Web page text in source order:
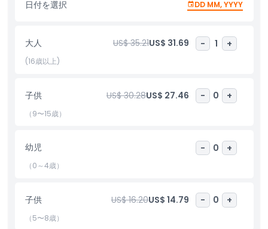
やアクティビティが行われるファンクションホールもあり、訪問の
れ、カップル、そしてメルボルン郊外の魅力を体験したいすべての
人に最適です。フルーツの試食、農場探検、リラックスできるアク
ティビティが融合した、思い出に残る一日を約束します。
ハイライト
子供／大人ポリシー
除外事項
日付を選択 DD MM, YYYY
大人 US$ 35.21US$ 31.69 - 1 +
(16歳以上)
子供 US$ 30.28US$ 27.46 - 0 +
（9〜15歳）
幼児 - 0 +
（0～4歳）
子供 US$ 16.20US$ 14.79 - 0 +
（5〜8歳）